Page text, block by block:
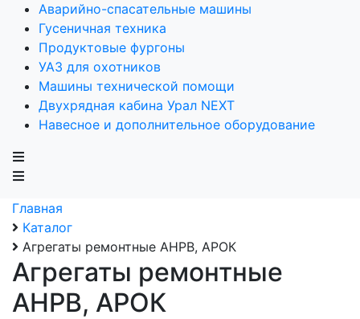
Аварийно-спасательные машины
Гусеничная техника
Продуктовые фургоны
УАЗ для охотников
Машины технической помощи
Двухрядная кабина Урал NEXT
Навесное и дополнительное оборудование
Главная
Каталог
Агрегаты ремонтные АНРВ, АРОК
Агрегаты ремонтные
АНРВ, АРОК